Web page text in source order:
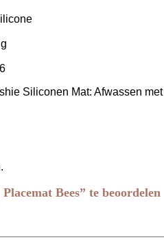
Siliconen Mat: Afwassen
Bees” te beoordelen